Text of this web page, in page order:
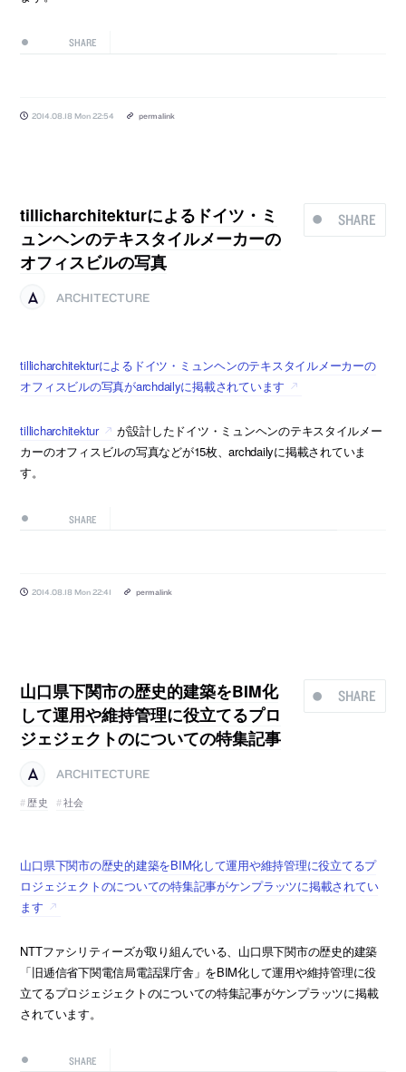
SHARE
2014.08.18 Mon 22:54 permalink
SHARE
tillicharchitekturによるドイツ・ミ
ュンヘンのテキスタイルメーカーの
オフィスビルの写真
ARCHITECTURE
tillicharchitekturによるドイツ・ミュンヘンのテキスタイルメーカーの
オフィスビルの写真がarchdailyに掲載されています
tillicharchitektur
が設計したドイツ・ミュンヘンのテキスタイルメー
カーのオフィスビルの写真などが15枚、archdailyに掲載されていま
す。
SHARE
2014.08.18 Mon 22:41 permalink
SHARE
山口県下関市の歴史的建築をBIM化
して運用や維持管理に役立てるプロ
ジェジェクトのについての特集記事
ARCHITECTURE
歴史
社会
山口県下関市の歴史的建築をBIM化して運用や維持管理に役立てるプ
ロジェジェクトのについての特集記事がケンプラッツに掲載されてい
ます
NTTファシリティーズが取り組んでいる、山口県下関市の歴史的建築
「旧逓信省下関電信局電話課庁舎」をBIM化して運用や維持管理に役
立てるプロジェジェクトのについての特集記事がケンプラッツに掲載
されています。
SHARE